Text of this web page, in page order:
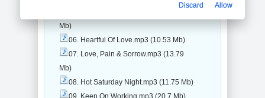
Mb)
06. Heartful Of Love.mp3 (10.53 Mb)
07. Love, Pain & Sorrow.mp3 (13.79
Mb)
08. Hot Saturday Night.mp3 (11.75 Mb)
09. Keep On Working.mp3 (20.7 Mb)
Discard Allow